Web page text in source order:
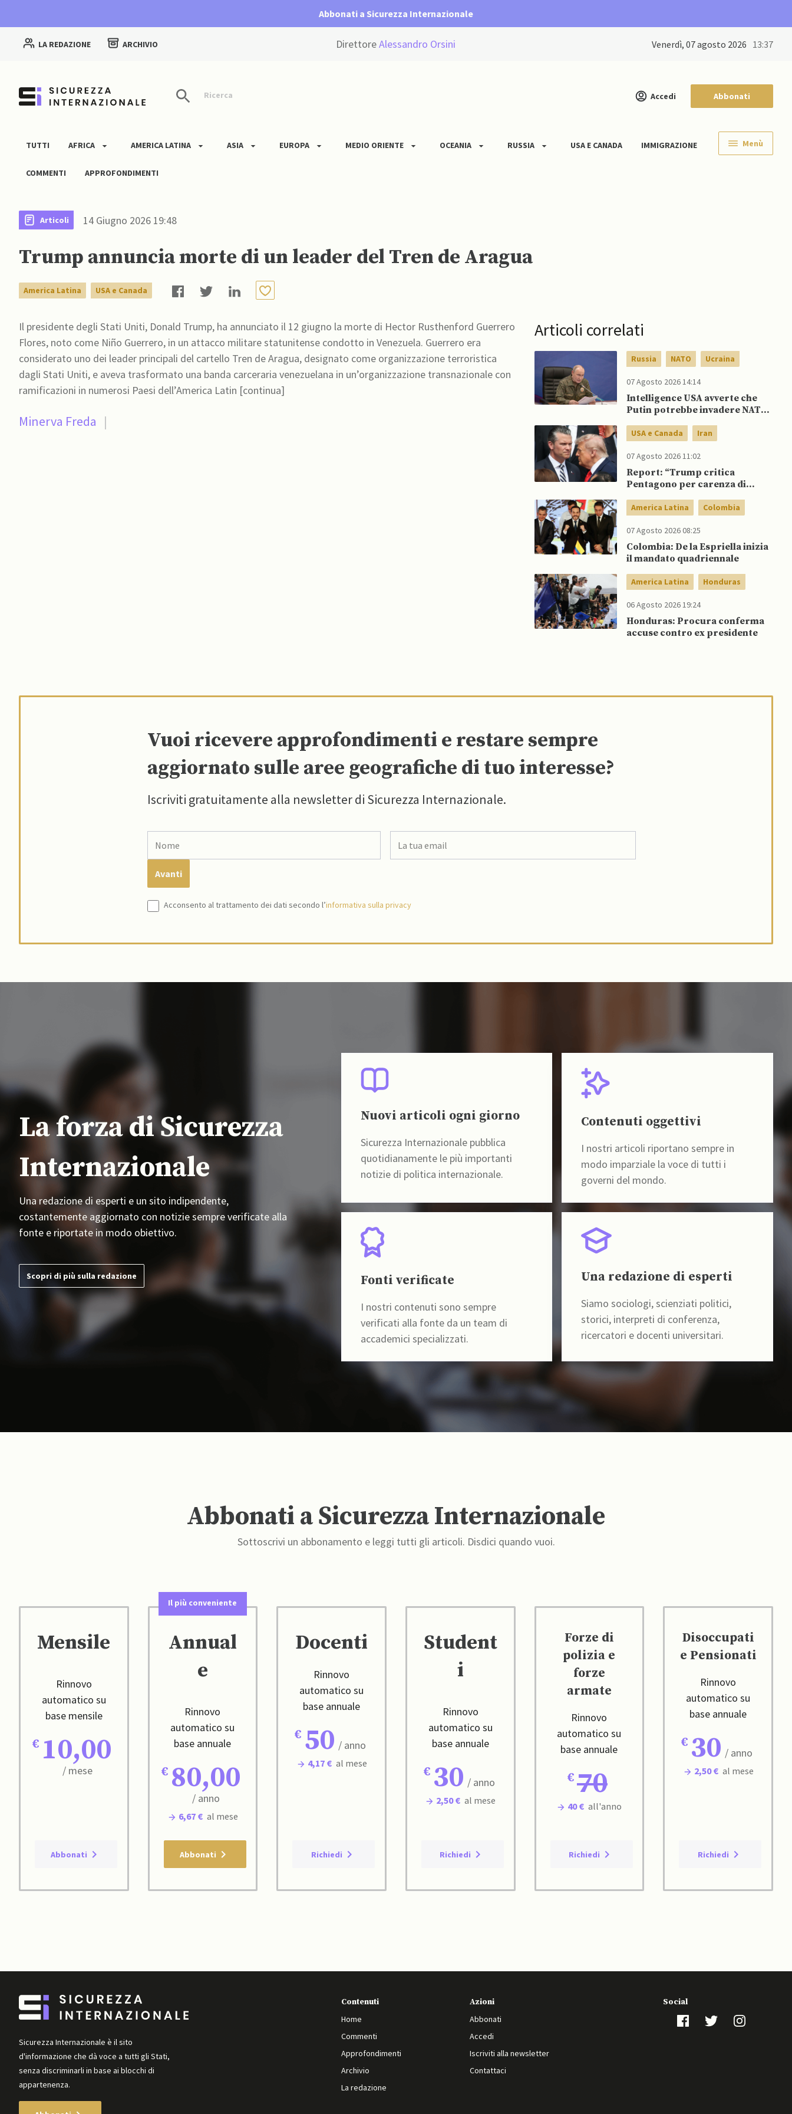
Abbonati a Sicurezza Internazionale
LA REDAZIONE ARCHIVIO DirettoreAlessandro Orsini venerdì, 07 agosto 2026 13:37
Ricerca Accedi Abbonati
TUTTI AFRICA AMERICA LATINA ASIA EUROPA MEDIO ORIENTE OCEANIA RUSSIA USA E CANADA IMMIGRAZIONE
COMMENTI APPROFONDIMENTI
Menù
Articoli 14 Giugno 2026 19:48
Trump annuncia morte di un leader del Tren de Aragua
America Latina USA e Canada
Il presidente degli Stati Uniti, Donald Trump, ha annunciato il 12 giugno la morte di Hector Rusthenford Guerrero
Flores, noto come Niño Guerrero, in un attacco militare statunitense condotto in Venezuela. Guerrero era
considerato uno dei leader principali del cartello Tren de Aragua, designato come organizzazione terroristica
dagli Stati Uniti, e aveva trasformato una banda carceraria venezuelana in un’organizzazione transnazionale con
ramificazioni in numerosi Paesi dell’America Latin [continua]
Minerva Freda |
Articoli correlati
Russia NATO Ucraina
07 Agosto 2026 14:14
Intelligence USA avverte che
Putin potrebbe invadere NATO
Ucraina
USA e Canada Iran
07 Agosto 2026 11:02
Report: “Trump critica
Pentagono per carenza di
America Latina Colombia
07 Agosto 2026 08:25
Colombia: De la Espriella inizia
il mandato quadriennale
America Latina Honduras
06 Agosto 2026 19:24
Honduras: Procura conferma
accuse contro ex presidente
Vuoi ricevere approfondimenti e restare sempre
aggiornato sulle aree geografiche di tuo interesse?
Iscriviti gratuitamente alla newsletter di Sicurezza Internazionale.
Acconsento al trattamento dei dati secondo l’informativa sulla privacy
La forza di Sicurezza
Internazionale
Una redazione di esperti e un sito indipendente,
costantemente aggiornato con notizie sempre verificate alla
fonte e riportate in modo obiettivo.
Scopri di più sulla redazione
Nuovi articoli ogni giorno
Sicurezza Internazionale pubblica
quotidianamente le più importanti
notizie di politica internazionale.
Contenuti oggettivi
I nostri articoli riportano sempre in
modo imparziale la voce di tutti i
governi del mondo.
Fonti verificate
I nostri contenuti sono sempre
verificati alla fonte da un team di
accademici specializzati.
Una redazione di esperti
Siamo sociologi, scienziati politici,
storici, interpreti di conferenza,
ricercatori e docenti universitari.
Abbonati a Sicurezza Internazionale
Sottoscrivi un abbonamento e leggi tutti gli articoli. Disdici quando vuoi.
Mensile
Rinnovo
automatico su
base mensile
10,00
/ mese
Abbonati
Il più conveniente
Annual
e
Rinnovo
automatico su
base annuale
80,00
/ anno
6,67 € al mese
Abbonati
Docenti
Rinnovo
automatico su
base annuale
50 / anno
4,17 € al mese
Richiedi
Student
i
Rinnovo
automatico su
base annuale
30 / anno
2,50 € al mese
Richiedi
Forze di
polizia e
forze
armate
Rinnovo
automatico su
base annuale
70
40 € all'anno
Richiedi
Disoccupati
e Pensionati
Rinnovo
automatico su
base annuale
30 / anno
2,50 € al mese
Richiedi
Sicurezza Internazionale è il sito
d'informazione che dà voce a tutti gli Stati,
senza discriminarli in base ai blocchi di
appartenenza.
Contenuti
Home
Commenti
Approfondimenti
Archivio
La redazione
Azioni
Abbonati
Accedi
Iscriviti alla newsletter
Contattaci
Social